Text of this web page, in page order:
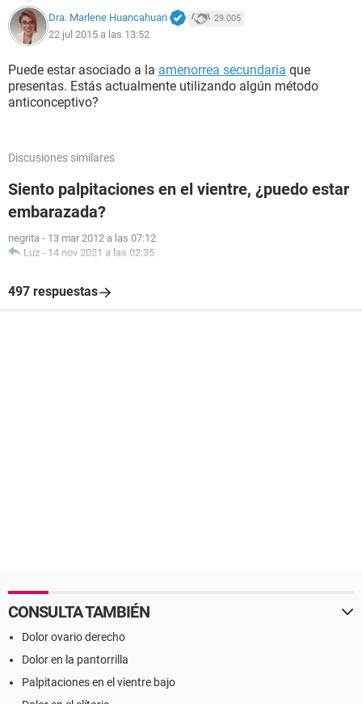
Dra. Marlene Huancahuari 29.005
22 jul 2015 a las 13:52
Puede estar asociado a la amenorrea secundaria que
presentas. Estás actualmente utilizando algún método
anticonceptivo?
Discusiones similares
Siento palpitaciones en el vientre, ¿puedo estar
embarazada?
negrita - 13 mar 2012 a las 07:12
Luz - 14 nov 2021 a las 02:35
497 respuestas
CONSULTA TAMBIÉN
Dolor ovario derecho
Dolor en la pantorrilla
Palpitaciones en el vientre bajo